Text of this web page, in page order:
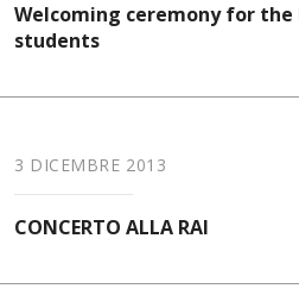
Welcoming ceremony for the
students
3 DICEMBRE 2013
CONCERTO ALLA RAI